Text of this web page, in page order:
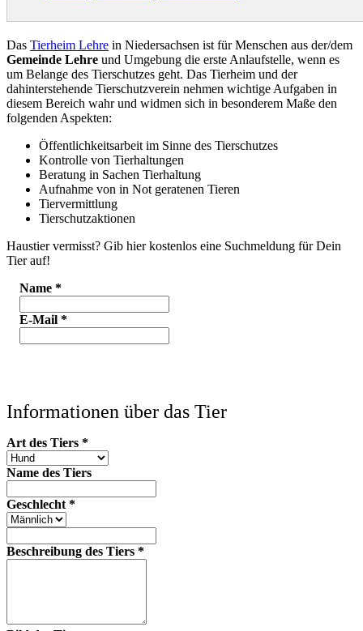
Das Tierheim Lehre in Niedersachsen ist für Menschen aus der/dem
Gemeinde Lehre und Umgebung die erste Anlaufstelle, wenn es
um Belange des Tierschutzes geht. Das Tierheim und der
dahinterstehende Tierschutzverein nehmen wichtige Aufgaben in
diesem Bereich wahr und widmen sich in besonderem Maße den
folgenden Aspekten:
Öffentlichkeitsarbeit im Sinne des Tierschutzes
Kontrolle von Tierhaltungen
Beratung in Sachen Tierhaltung
Aufnahme von in Not geratenen Tieren
Tiervermittlung
Tierschutzaktionen
Haustier vermisst? Gib hier kostenlos eine Suchmeldung für Dein
Tier auf!
Name *
E-Mail *
Informationen über das Tier
Art des Tiers *
Name des Tiers
Geschlecht *
Beschreibung des Tiers *